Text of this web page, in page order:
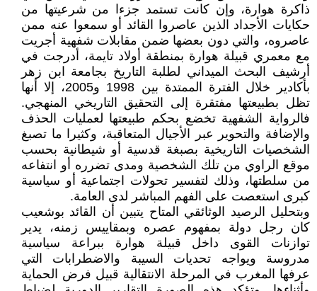
ذاكرة هوارة، وإن كانت تستمد جزءا من شرعيتها من
حكايات الأجداد الذين عاصروا القائد أو سمعوا عنه ممن
عاصروه، والتي دون بعضها ضمن مقابلات شفهية أجريت
مع معمري قبيلة هوارة بمنطقة أولاد تايمة، أدرجت في
أرشيف البحث الميداني لطلبة التاريخ بجامعة ابن زهر
بأكادير خلال الفترة الممتدة بين 1998 و2005، إلا أنها
تظل بطبيعتها مفتقرة إلى التحقيق التاريخي المنهجي.
فالرواية الشفهية تخضع بحكم طبيعتها لعمليات الحذف
والإضافة والتحوير عبر الأجيال المتعاقبة، وكثيرا ما تصبغ
الشخصيات التاريخية بصبغة قدسية أو شيطانية بحسب
موقع الراوي من تلك الشخصية ومدى تضرره أو انتفاعه
من سلطتها، وذلك لتفسير تحولات اجتماعية أو سياسية
كبرى استعصت على الفهم المباشر لدى العامة.
وبتحليل الرصيد الوثائقي المتاح يتبين أن القائد بوشعيب
كان رجل دولة بمفهوم عصره وبمقاييس زمنه، يدير
توازنات القوى داخل قبيلة هوارة ببراعة سياسية
مدروسة ويواجه تحديات السيبة والاضطرابات التي
عرفها المغرب في المرحلة الانتقالية قبيل فرض الحماية